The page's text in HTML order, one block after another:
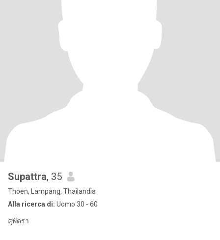
Supattra, 35
Thoen, Lampang, Thailandia
Alla ricerca di: Uomo 30 - 60
สุพัตรา